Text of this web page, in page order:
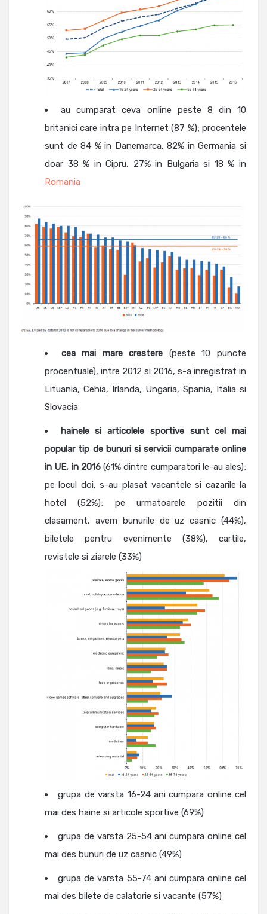
au cumparat ceva online peste 8 din 10
britanici care intra pe Internet (87 %); procentele
sunt de 84 % in Danemarca, 82% in Germania si
doar 38 % in Cipru, 27% in Bulgaria si 18 % in
Romania
cea mai mare crestere (peste 10 puncte
procentuale), intre 2012 si 2016, s-a inregistrat in
Lituania, Cehia, Irlanda, Ungaria, Spania, Italia si
Slovacia
hainele si articolele sportive sunt cel mai
popular tip de bunuri si servicii cumparate online
in UE, in 2016(61% dintre cumparatori le-au ales);
pe locul doi, s-au plasat vacantele si cazarile la
hotel (52%); pe urmatoarele pozitii din
clasament, avem bunurile de uz casnic (44%),
biletele pentru evenimente (38%), cartile,
revistele si ziarele (33%)
grupa de varsta 16-24 ani cumpara online cel
mai des haine si articole sportive (69%)
grupa de varsta 25-54 ani cumpara online cel
mai des bunuri de uz casnic (49%)
grupa de varsta 55-74 ani cumpara online cel
mai des bilete de calatorie si vacante (57%)